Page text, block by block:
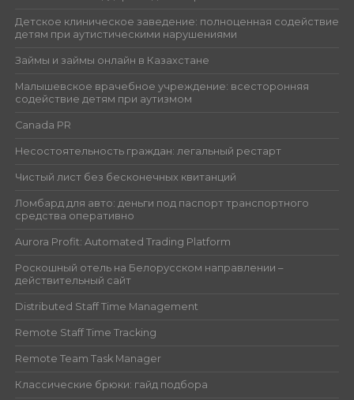
Детское клиническое заведение: полноценная содействие
детям при аутистическими нарушениями
Займы и займы онлайн в Казахстане
Малышевское врачебное учреждение: всесторонняя
содействие детям при аутизмом
Canada PR
Несостоятельность граждан: легальный рестарт
Чистый лист без бесконечных квитанций
Ломбард для авто: деньги под паспорт транспортного
средства оперативно
Aurora Profit: Automated Trading Platform
Роскошный отель на Белорусском направлении –
действительный сайт
Distributed Staff Time Management
Remote Staff Time Tracking
Remote Team Task Manager
Классические брюки: гайд подбора